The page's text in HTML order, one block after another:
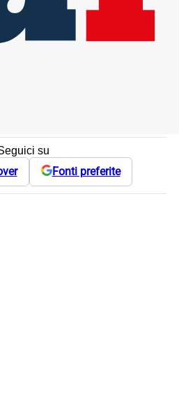
su
Fonti preferite